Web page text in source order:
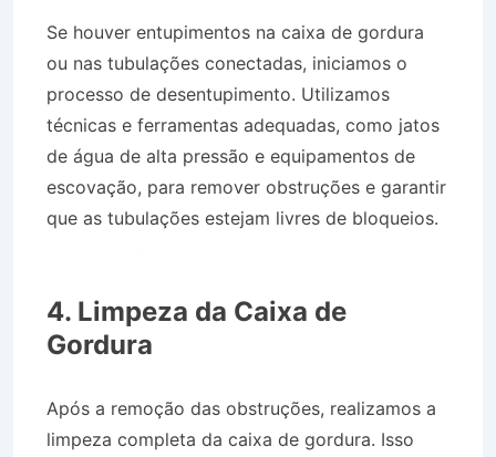
Se houver entupimentos na caixa de gordura
ou nas tubulações conectadas, iniciamos o
processo de desentupimento. Utilizamos
técnicas e ferramentas adequadas, como jatos
de água de alta pressão e equipamentos de
escovação, para remover obstruções e garantir
que as tubulações estejam livres de bloqueios.
4. Limpeza da Caixa de
Gordura
Após a remoção das obstruções, realizamos a
limpeza completa da caixa de gordura. Isso